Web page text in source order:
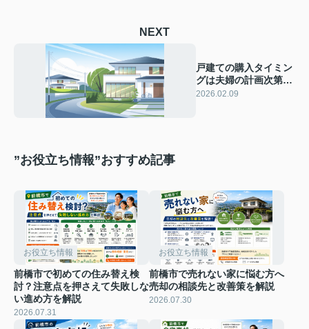
NEXT
戸建ての購入タイミン
グは夫婦の計画次第！
年齢やライフステージ
2026.02.09
”お役立ち情報”おすすめ記事
お役立ち情報
前橋市で初めての住み替え検
討？注意点を押さえて失敗しな
い進め方を解説
2026.07.31
お役立ち情報
前橋市で売れない家に悩む方へ
売却の相談先と改善策を解説
2026.07.30